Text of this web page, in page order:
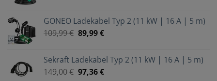
GONEO Ladekabel Typ 2 (11 kW | 16 A | 5 m)
109,99€ 89,99€
Sekraft Ladekabel Typ 2 (11 kW | 16 A | 5 m)
149,00€ 97,36€